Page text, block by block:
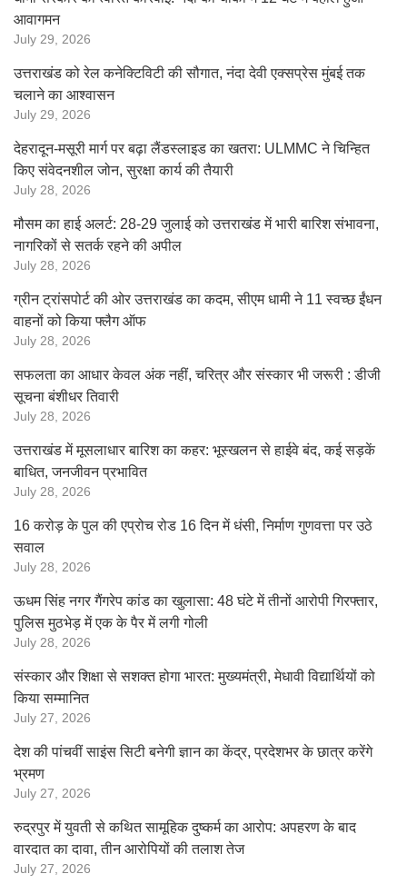
आवागमन
July 29, 2026
उत्तराखंड को रेल कनेक्टिविटी की सौगात, नंदा देवी एक्सप्रेस मुंबई तक
चलाने का आश्वासन
July 29, 2026
देहरादून-मसूरी मार्ग पर बढ़ा लैंडस्लाइड का खतरा: ULMMC ने चिन्हित
किए संवेदनशील जोन, सुरक्षा कार्य की तैयारी
July 28, 2026
मौसम का हाई अलर्ट: 28-29 जुलाई को उत्तराखंड में भारी बारिश संभावना,
नागरिकों से सतर्क रहने की अपील
July 28, 2026
ग्रीन ट्रांसपोर्ट की ओर उत्तराखंड का कदम, सीएम धामी ने 11 स्वच्छ ईंधन
वाहनों को किया फ्लैग ऑफ
July 28, 2026
सफलता का आधार केवल अंक नहीं, चरित्र और संस्कार भी जरूरी : डीजी
सूचना बंशीधर तिवारी
July 28, 2026
उत्तराखंड में मूसलाधार बारिश का कहर: भूस्खलन से हाईवे बंद, कई सड़कें
बाधित, जनजीवन प्रभावित
July 28, 2026
16 करोड़ के पुल की एप्रोच रोड 16 दिन में धंसी, निर्माण गुणवत्ता पर उठे
सवाल
July 28, 2026
ऊधम सिंह नगर गैंगरेप कांड का खुलासा: 48 घंटे में तीनों आरोपी गिरफ्तार,
पुलिस मुठभेड़ में एक के पैर में लगी गोली
July 28, 2026
संस्कार और शिक्षा से सशक्त होगा भारत: मुख्यमंत्री, मेधावी विद्यार्थियों को
किया सम्मानित
July 27, 2026
देश की पांचवीं साइंस सिटी बनेगी ज्ञान का केंद्र, प्रदेशभर के छात्र करेंगे
भ्रमण
July 27, 2026
रुद्रपुर में युवती से कथित सामूहिक दुष्कर्म का आरोप: अपहरण के बाद
वारदात का दावा, तीन आरोपियों की तलाश तेज
July 27, 2026